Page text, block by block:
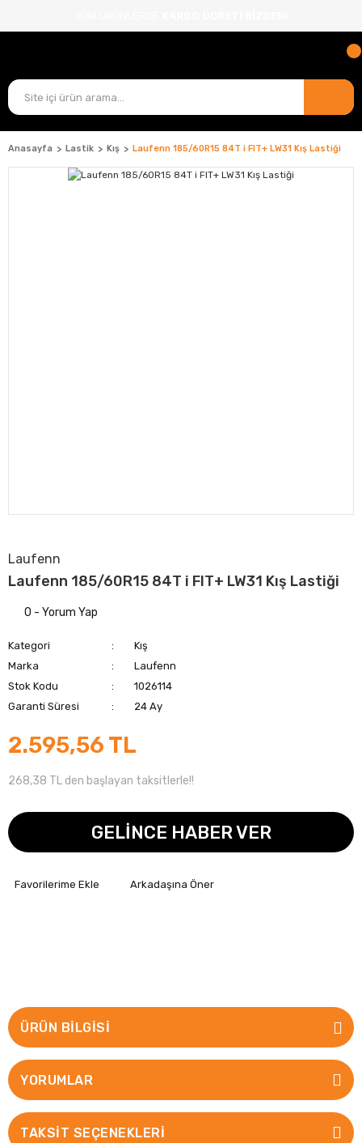
Anasayfa Lastik Kış Laufenn 185/60R15 84T i FIT+ LW31 Kış Lastiği
Laufenn
Laufenn 185/60R15 84T i FIT+ LW31 Kış Lastiği
0 - Yorum Yap
Kategori
Kış
Marka
Laufenn
Stok Kodu
1026114
Garanti Süresi
24 Ay
2.595,56 TL
268,38 TL den başlayan taksitlerle!!
GELİNCE HABER VER
Arkadaşına Öner
ÜRÜN BILGISI
YORUMLAR
TAKSIT SEÇENEKLERI